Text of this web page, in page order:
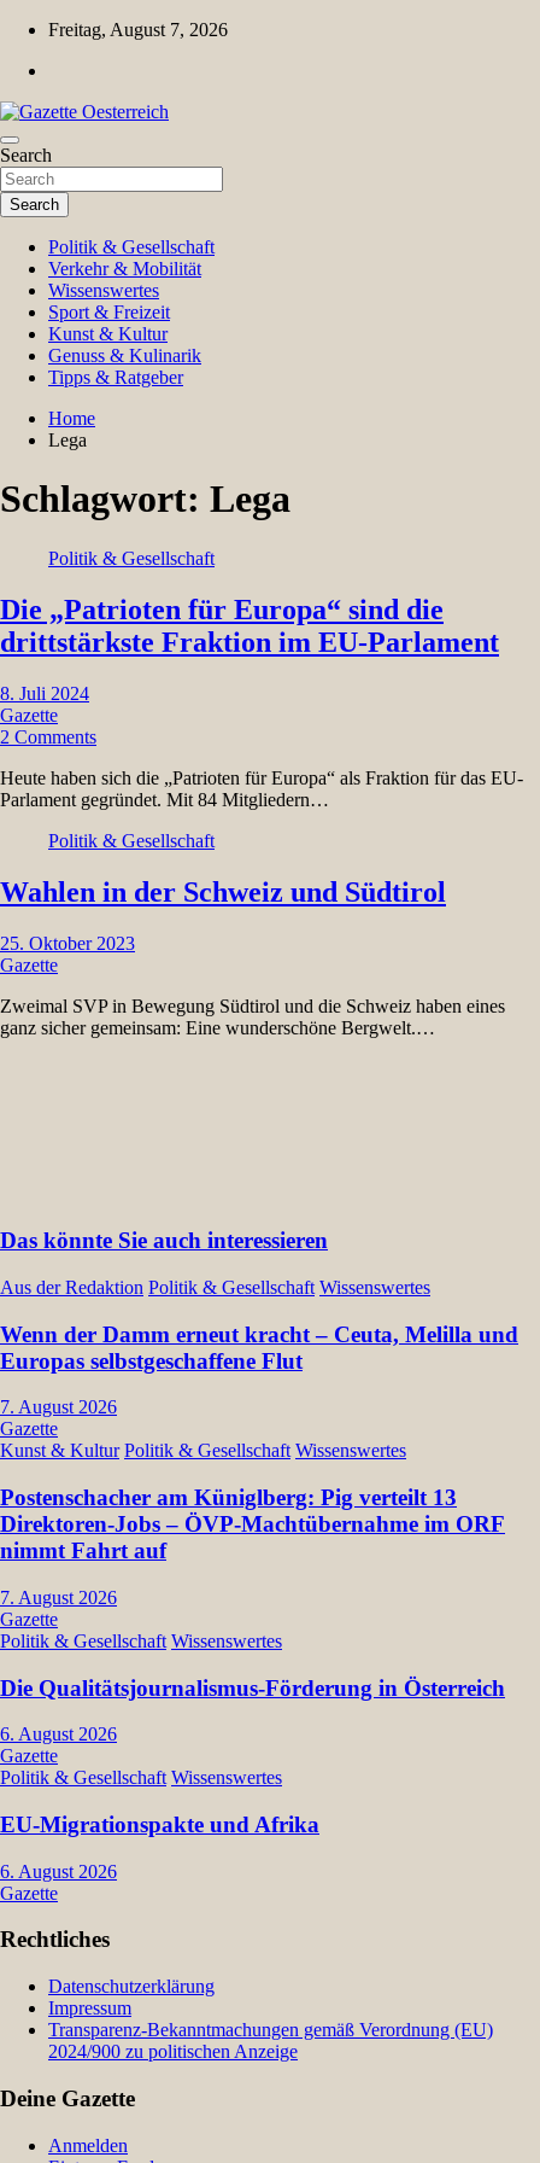
Skip
content
Freitag, August 7, 2026
Gazette Oesterreich
Magazin für Freizeit, Politik, Kultur & Wissenschaft
Search
Search
Politik & Gesellschaft
Verkehr & Mobilität
Wissenswertes
Sport & Freizeit
Kunst & Kultur
Genuss & Kulinarik
Tipps & Ratgeber
Home
Lega
Schlagwort: Lega
Politik & Gesellschaft
Die „Patrioten für Europa“ sind die
drittstärkste Fraktion im EU-Parlament
8. Juli 2024
Gazette
2 Comments
Heute haben sich die „Patrioten für Europa“ als Fraktion für das EU-
Parlament gegründet. Mit 84 Mitgliedern…
Politik & Gesellschaft
Wahlen in der Schweiz und Südtirol
25. Oktober 2023
Gazette
Zweimal SVP in Bewegung Südtirol und die Schweiz haben eines
ganz sicher gemeinsam: Eine wunderschöne Bergwelt.…
Das könnte Sie auch interessieren
Aus der Redaktion Politik & Gesellschaft Wissenswertes
Wenn der Damm erneut kracht – Ceuta, Melilla und
Europas selbstgeschaffene Flut
7. August 2026
Gazette
Kunst & Kultur Politik & Gesellschaft Wissenswertes
Postenschacher am Küniglberg: Pig verteilt 13
Direktoren-Jobs – ÖVP-Machtübernahme im ORF
nimmt Fahrt auf
7. August 2026
Gazette
Politik & Gesellschaft Wissenswertes
Die Qualitätsjournalismus-Förderung in Österreich
6. August 2026
Gazette
Politik & Gesellschaft Wissenswertes
EU-Migrationspakte und Afrika
6. August 2026
Gazette
Rechtliches
Datenschutzerklärung
Impressum
Transparenz-Bekanntmachungen gemäß Verordnung (EU)
2024/900 zu politischen Anzeige
Deine Gazette
Anmelden